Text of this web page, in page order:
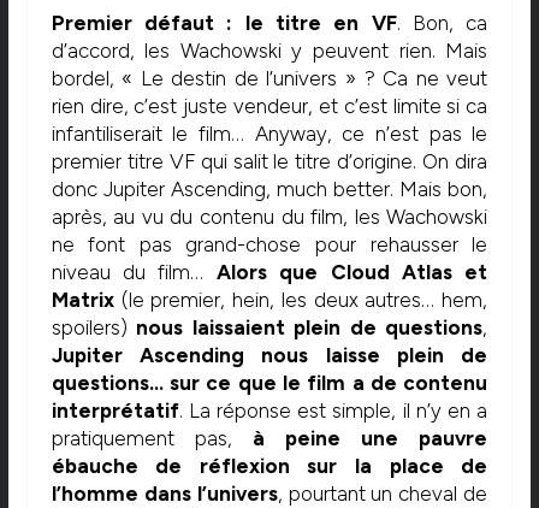
Premier défaut : le titre en VF. Bon, ca
d’accord, les Wachowski y peuvent rien. Mais
bordel, « Le destin de l’univers » ? Ca ne veut
rien dire, c’est juste vendeur, et c’est limite si ca
infantiliserait le film… Anyway, ce n’est pas le
premier titre VF qui salit le titre d’origine. On dira
donc Jupiter Ascending, much better. Mais bon,
après, au vu du contenu du film, les Wachowski
ne font pas grand-chose pour rehausser le
niveau du film… Alors que Cloud Atlas et
Matrix(le premier, hein, les deux autres… hem,
spoilers) nous laissaient plein de questions,
Jupiter Ascending nous laisse plein de
questions… sur ce que le film a de contenu
interprétatif. La réponse est simple, il n’y en a
pratiquement pas, à peine une pauvre
ébauche de réflexion sur la place de
l’homme dans l’univers, pourtant un cheval de